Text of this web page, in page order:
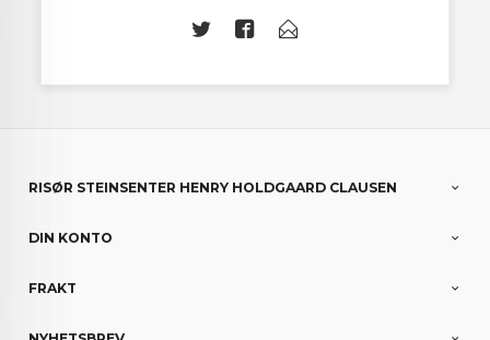
RISØR STEINSENTER HENRY HOLDGAARD CLAUSEN
DIN KONTO
FRAKT